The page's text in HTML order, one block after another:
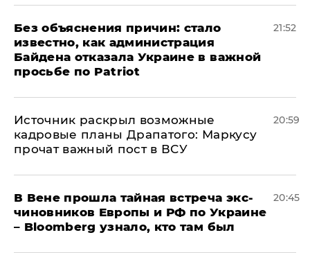
Без объяснения причин: стало
известно, как администрация
Байдена отказала Украине в важной
просьбе по Patriot
21:52
​Источник раскрыл возможные
кадровые планы Драпатого: Маркусу
прочат важный пост в ВСУ
20:59
В Вене прошла тайная встреча экс-
чиновников Европы и РФ по Украине
– Bloomberg узнало, кто там был
20:45